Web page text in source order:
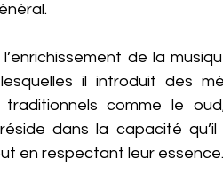
de la
il introduit des
comme le
dans la capacité
en respectant leur essence.